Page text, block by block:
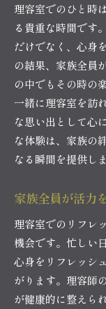
理容室でのひと時
る貴重な時間です
だけでなく、心身
の結果、家族全員
の中でもその時の
一緒に理容室を訪
な思い出として心
な体験は、家族の
なる瞬間を提供しま
家族全員が活力
理容室でのリフレ
機会です。忙しい
心身をリフレッシ
がります。理容師
が健康的に整えら